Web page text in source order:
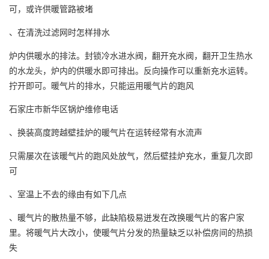
可，或许供暖管路被堵
、在清洗过滤网时怎样排水
炉内供暖水的排法。封锁冷水进水阀，翻开充水阀，翻开卫生热水
的水龙头，炉内的供暖水即可排出。反向操作可以重新充水运转。
拧开即可。暖气片的排水，只能运用暖气片的跑风
石家庄市新华区锅炉维修电话
、换装高度跨越壁挂炉的暖气片在运转经常有水流声
只需屡次在该暖气片的跑风处放气，然后壁挂炉充水，重复几次即
可
、室温上不去的缘由有如下几点
、暖气片的散热量不够，此缺陷极易迸发在改换暖气片的客户家
里。将暖气片大改小，使暖气片分发的热量缺乏以补偿房间的热损
失